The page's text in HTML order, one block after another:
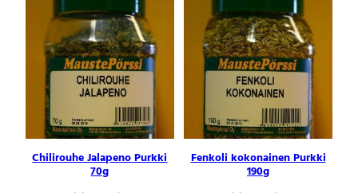
ä
r
ä
Chilirouhe Jalapeno Purkki
70g
Fenkoli kokonainen Purkki
190g